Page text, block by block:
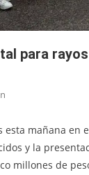
para
esta mañana en
y la
millones de